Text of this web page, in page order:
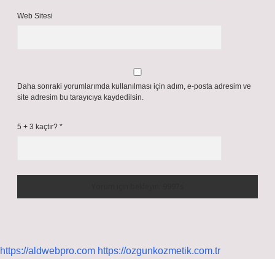
Web Sitesi
Daha sonraki yorumlarımda kullanılması için adım, e-posta adresim ve
site adresim bu tarayıcıya kaydedilsin.
5 + 3 kaçtır? *
https://aldwebpro.com https://ozgunkozmetik.com.tr